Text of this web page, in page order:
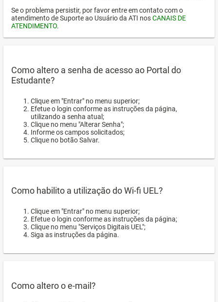
Se o problema persistir, por favor entre em contato com o
atendimento de Suporte ao Usuário da ATI nosCANAIS DE
ATENDIMENTO.
Como altero a senha de acesso ao Portal do
Estudante?
Clique em "Entrar" no menu superior;
Efetue o login conforme as instruções da página,
utilizando a senha atual;
Clique no menu "Alterar Senha";
Informe os campos solicitados;
Clique no botão Salvar.
Como habilito a utilização do Wi-fi UEL?
Clique em "Entrar" no menu superior;
Efetue o login conforme as instruções da página;
Clique no menu "Serviços Digitais UEL";
Siga as instruções da página.
Como altero o e-mail?